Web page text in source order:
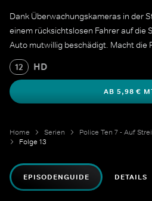
Dank Überwachungskameras in der
einem rücksichtslosen Fahrer auf die
Auto mutwillig beschädigt. Macht die
12 HD
AB 5,98 €
Home Serien
Folge 13
EPISODENGUIDE DETAILS